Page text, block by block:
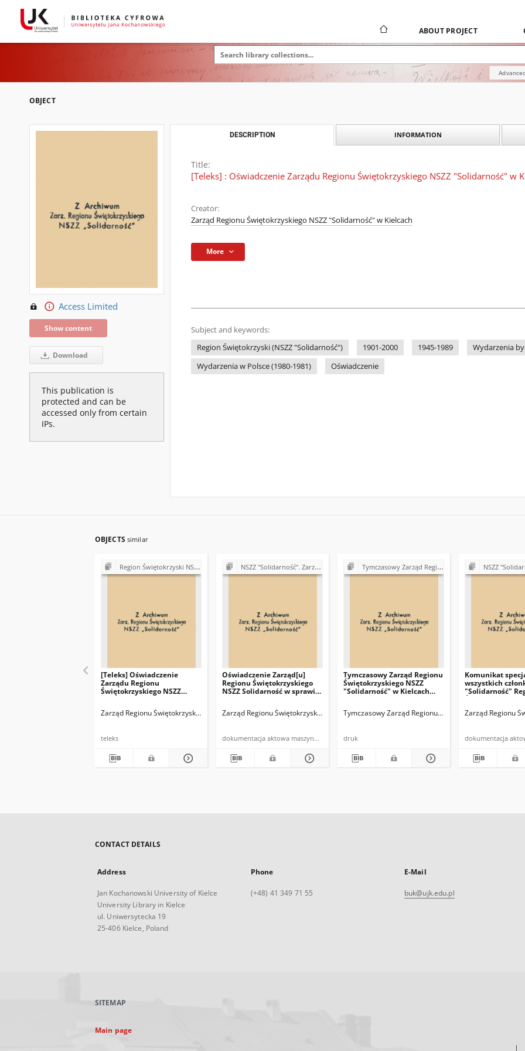
ABOUT PROJECT
OBJECT
Access Limited
Show content
Download
This publication is
protected and can be
accessed only from certain
IPs.
DESCRIPTION INFORMATION
Title:
[Teleks] : Oświadczenie Zarządu Regionu Świętokrzyskiego NSZZ "Solidarność" w
Creator:
Zarząd Regionu Świętokrzyskiego NSZZ "Solidarność" w Kielcach
More
Subject and keywords:
Region Świętokrzyski (NSZZ "Solidarność")
1901-2000 1945-1989
Wydarzenia
Wydarzenia w Polsce (1980-1981)
Oświadczenie
OBJECTS similar
Region Świętokrzyski NSZZ "Solidarność". Delegatura Starachowice
[Teleks] Oświadczenie
Zarządu Regionu
Świętokrzyskiego NSZZ
Kielcach w sprawie wolnych
sobót w 81 r.
Zarząd Regionu Świętokrzyskiego NSZZ "Solidarność" z siedzibą w Kielcach
teleks
NSZZ "Solidarność". Zarząd Regionu Świętokrzyskiego (1980-1981)
Oświadczenie Zarząd[u]
Regionu Świętokrzyskiego
NSZZ Solidarność w sprawie
regulującej wynagrodzenia
za okres strajku
Zarząd Regionu Świętokrzyskiego NSZZ "Solidarność" w Kielcach
dokumentacja aktowa maszynopis powielony
Tymczasowy Zarząd Regionu Świętokrzyskiego NSZZ "Solidarność" (1989)
Tymczasowy Zarząd Regionu
Świętokrzyskiego NSZZ
"Solidarność" w Kielcach
Tymczasowy Zarząd Regionu Świętokrzyskiego NSZZ
druk
NSZZ "Solidarność" w Fabryce Łożysk
Komunikat
wszystkich
"Solidarność"
Zarząd Regionu
CONTACT DETAILS
Address
Jan Kochanowski University of Kielce
University Library in Kielce
ul. Uniwersytecka 19
25-406 Kielce, Poland
Phone
(+48) 41 349 71 55
E-Mail
buk@ujk.edu.pl
SITEMAP
Main page